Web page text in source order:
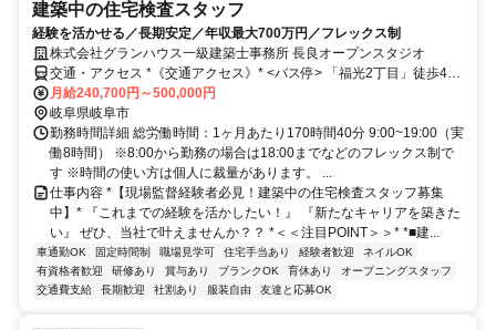
建築中の住宅検査スタッフ
経験を活かせる／長期安定／年収最大700万円／フレックス制
株式会社グランハウス一級建築士事務所 長良オープンスタジオ
交通・アクセス *《交通アクセス》* <バス停> 「福光2丁目」徒歩4分
＊マイカー通勤可＊ ＊駐車場あり＊
月給240,700円～500,000円
岐阜県岐阜市
勤務時間詳細 総労働時間：1ヶ月あたり170時間40分 9:00~19:00（実
働8時間） ※8:00から勤務の場合は18:00までなどのフレックス制で
す ※時間の使い方は個人に裁量があります。 ...
仕事内容 *【現場監督経験者必見！建築中の住宅検査スタッフ募集
中】* 『これまでの経験を活かしたい！』 『新たなキャリアを築きた
い』 ぜひ、当社で叶えませんか？？ *＜＜注目POINT＞＞* *■建...
車通勤OK 固定時間制 職場見学可 住宅手当あり 経験者歓迎
ネイルOK
有資格者歓迎
研修あり 賞与あり ブランクOK 育休あり
オープニングスタッフ
交通費支給
長期歓迎 社割あり 服装自由 友達と応募OK